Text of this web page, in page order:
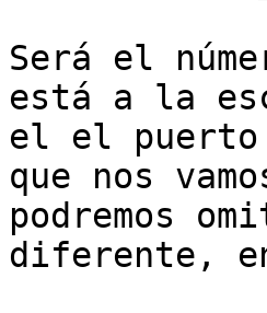
Será el
está a la
el el
que nos
podremos
diferente,